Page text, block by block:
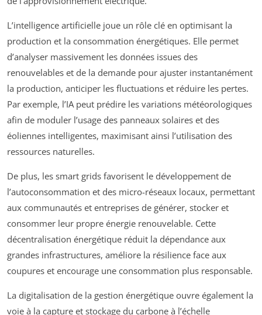
L’intelligence artificielle joue un rôle clé en optimisant la
production et la consommation énergétiques. Elle permet
d’analyser massivement les données issues des
renouvelables et de la demande pour ajuster instantanément
la production, anticiper les fluctuations et réduire les pertes.
Par exemple, l’IA peut prédire les variations météorologiques
afin de moduler l’usage des panneaux solaires et des
éoliennes intelligentes, maximisant ainsi l’utilisation des
ressources naturelles.
De plus, les smart grids favorisent le développement de
l’autoconsommation et des micro-réseaux locaux, permettant
aux communautés et entreprises de générer, stocker et
consommer leur propre énergie renouvelable. Cette
décentralisation énergétique réduit la dépendance aux
grandes infrastructures, améliore la résilience face aux
coupures et encourage une consommation plus responsable.
La digitalisation de la gestion énergétique ouvre également la
voie à la capture et stockage du carbone à l’échelle